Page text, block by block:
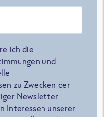
ich die
und
zu Zwecken der
Newsletter
Interessen unserer